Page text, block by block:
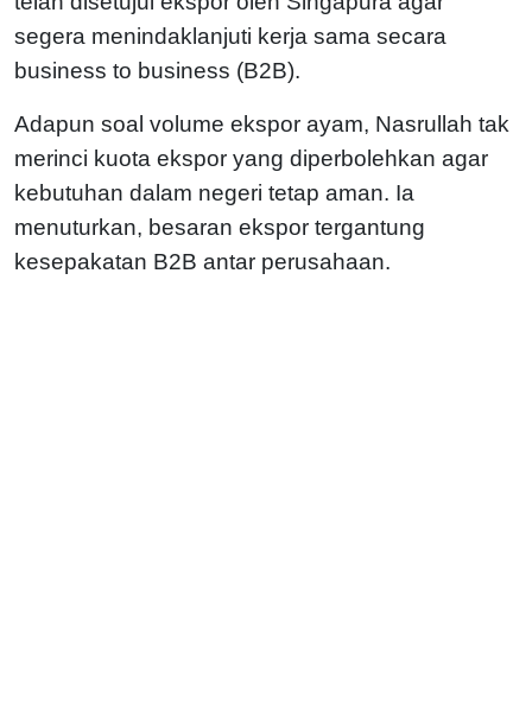
segera menindaklanjuti kerja sama secara
business to business (B2B).
Adapun soal volume ekspor ayam, Nasrullah tak
merinci kuota ekspor yang diperbolehkan agar
kebutuhan dalam negeri tetap aman. Ia
menuturkan, besaran ekspor tergantung
kesepakatan B2B antar perusahaan.